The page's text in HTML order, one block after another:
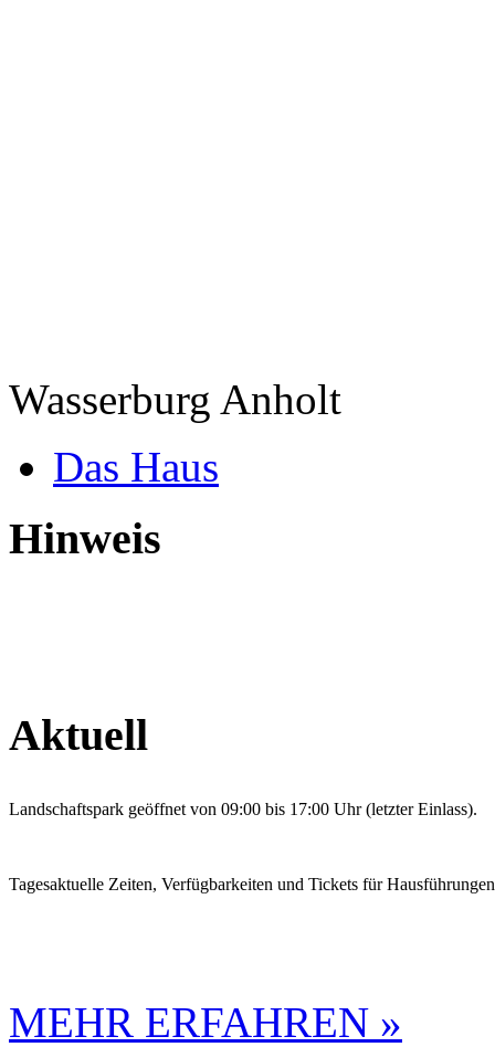
Wasserburg Anholt
Das Haus
Hinweis
Aktuell
Landschaftspark geöffnet von 09:00 bis 17:00 Uhr (letzter Einlass).
Tagesaktuelle Zeiten, Verfügbarkeiten und Tickets für
MEHR ERFAHREN »